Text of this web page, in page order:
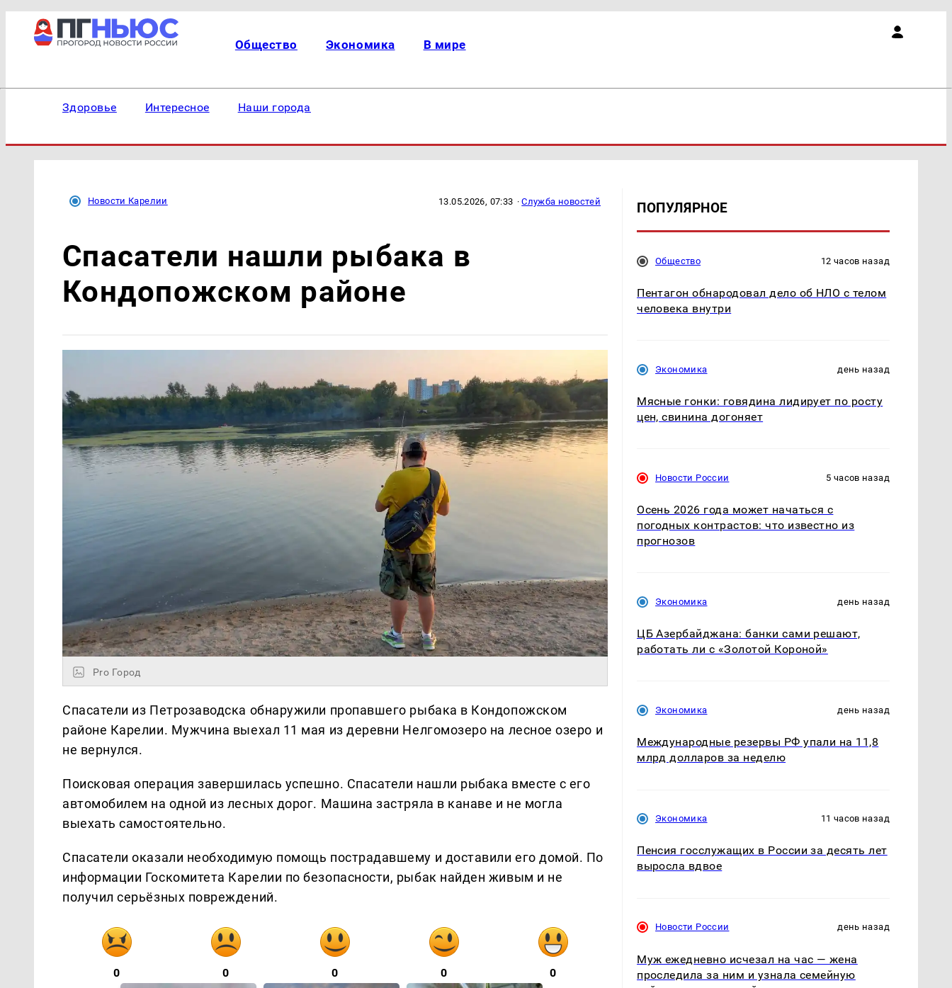
Общество Экономика В мире
Здоровье Интересное Наши города
Новости Карелии 13.05.2026, 07:33 ·Служба новостей
Спасатели нашли рыбака в
Кондопожском районе
Pro Город
Спасатели из Петрозаводска обнаружили пропавшего рыбака в Кондопожском
районе Карелии. Мужчина выехал 11 мая из деревни Нелгомозеро на лесное озеро и
не вернулся.
Поисковая операция завершилась успешно. Спасатели нашли рыбака вместе с его
автомобилем на одной из лесных дорог. Машина застряла в канаве и не могла
выехать самостоятельно.
Спасатели оказали необходимую помощь пострадавшему и доставили его домой. По
информации Госкомитета Карелии по безопасности, рыбак найден живым и не
получил серьёзных повреждений.
0 0 0 0 0
ПОПУЛЯРНОЕ
Общество 12 часов назад
Пентагон обнародовал дело об НЛО с телом
человека внутри
Экономика день назад
Мясные гонки: говядина лидирует по росту
цен, свинина догоняет
Новости России 5 часов назад
Осень 2026 года может начаться с
погодных контрастов: что известно из
прогнозов
Экономика день назад
ЦБ Азербайджана: банки сами решают,
работать ли с «Золотой Короной»
Экономика день назад
Международные резервы РФ упали на 11,8
млрд долларов за неделю
Экономика 11 часов назад
Пенсия госслужащих в России за десять лет
выросла вдвое
Новости России день назад
Муж ежедневно исчезал на час — жена
проследила за ним и узнала семейную